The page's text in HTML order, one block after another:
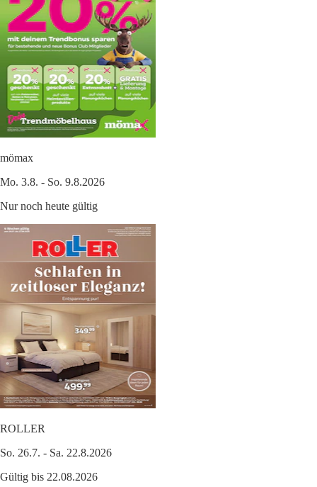
mömax
Mo. 3.8. - So. 9.8.2026
Nur noch heute gültig
ROLLER
So. 26.7. - Sa. 22.8.2026
Gültig bis 22.08.2026